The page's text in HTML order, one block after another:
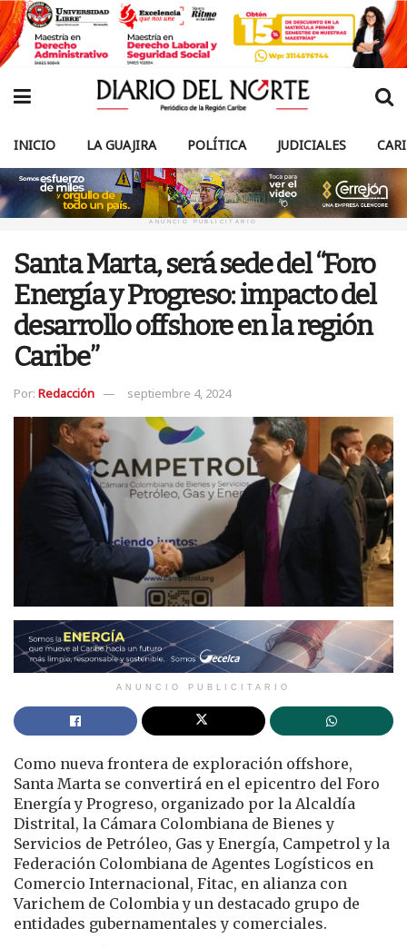
INICIO LA GUAJIRA POLÍTICA JUDICIALES
ANUNCIO PUBLICITARIO
Santa Marta, será sede del “Foro
Energía y Progreso: impacto del
desarrollo offshore en la región
Caribe”
Por: Redacción septiembre 4, 2024
ANUNCIO PUBLICITARIO
Como nueva frontera de exploración offshore,
Santa Marta se convertirá en el epicentro del Foro
Energía y Progreso, organizado por la Alcaldía
Distrital, la Cámara Colombiana de Bienes y
Servicios de Petróleo, Gas y Energía, Campetrol y la
Federación Colombiana de Agentes Logísticos en
Comercio Internacional, Fitac, en alianza con
Varichem de Colombia y un destacado grupo de
entidades gubernamentales y comerciales.